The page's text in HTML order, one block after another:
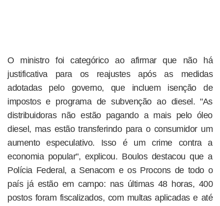
O ministro foi categórico ao afirmar que não há
justificativa para os reajustes após as medidas
adotadas pelo governo, que incluem isenção de
impostos e programa de subvenção ao diesel. "As
distribuidoras não estão pagando a mais pelo óleo
diesel, mas estão transferindo para o consumidor um
aumento especulativo. Isso é um crime contra a
economia popular", explicou. Boulos destacou que a
Polícia Federal, a Senacom e os Procons de todo o
país já estão em campo: nas últimas 48 horas, 400
postos foram fiscalizados, com multas aplicadas e até